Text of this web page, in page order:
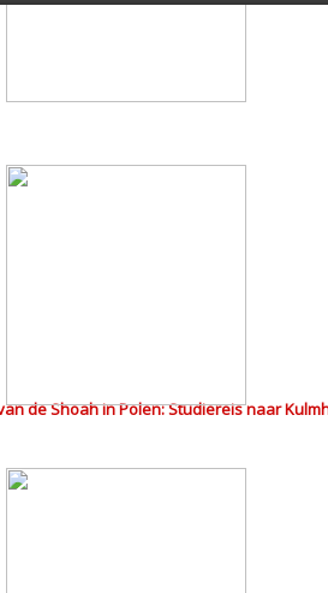
de Shoah in Polen: Studiereis naar